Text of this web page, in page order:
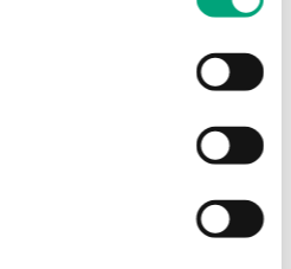
Nein
Nein
Ja
3X